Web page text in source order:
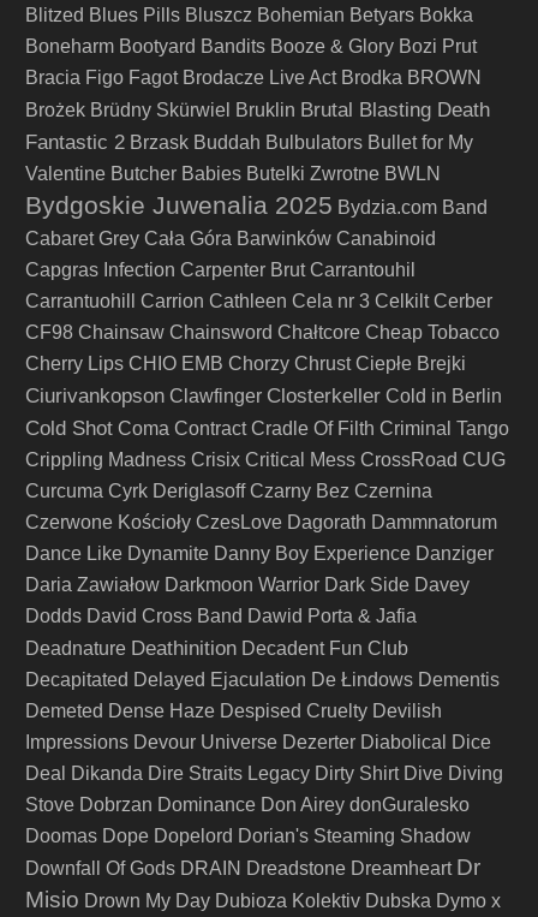
Blitzed Blues Pills Bluszcz Bohemian Betyars Bokka
Boneharm Bootyard Bandits Booze & Glory Bozi Prut
Bracia Figo Fagot Brodacze Live Act Brodka BROWN
Brożek Brüdny Skürwiel Bruklin Brutal Blasting Death
Fantastic 2 Brzask Buddah Bulbulators Bullet for My
Valentine Butcher Babies Butelki Zwrotne BWLN
Bydgoskie Juwenalia 2025 Bydzia.com Band
Cabaret Grey Cała Góra Barwinków Canabinoid
Capgras Infection Carpenter Brut Carrantouhil
Carrantuohill
Carrion Cathleen Cela nr 3 Celkilt Cerber
CF98 Chainsaw Chainsword Chałtcore Cheap Tobacco
Cherry Lips CHIO EMB Chorzy Chrust Ciepłe Brejki
Ciurivankopson Clawfinger Closterkeller Cold in Berlin
Cold Shot Coma Contract Cradle Of Filth Criminal Tango
Crippling Madness Crisix Critical Mess CrossRoad CUG
Curcuma Cyrk Deriglasoff Czarny Bez Czernina
Czerwone Kościoły CzesLove Dagorath Dammnatorum
Dance Like Dynamite Danny Boy Experience Danziger
Daria Zawiałow Darkmoon Warrior Dark Side Davey
Dodds David Cross Band Dawid Porta & Jafia
Deadnature Deathinition Decadent Fun Club
Decapitated Delayed Ejaculation De Łindows Dementis
Demeted Dense Haze Despised Cruelty Devilish
Impressions Devour Universe Dezerter Diabolical
Dice
Deal
Dikanda Dire Straits Legacy Dirty Shirt Dive Diving
Stove Dobrzan Dominance Don Airey donGuralesko
Doomas Dope Dopelord Dorian's Steaming Shadow
Downfall Of Gods DRAIN Dreadstone Dreamheart Dr
Misio Drown My Day Dubioza Kolektiv Dubska Dymo x